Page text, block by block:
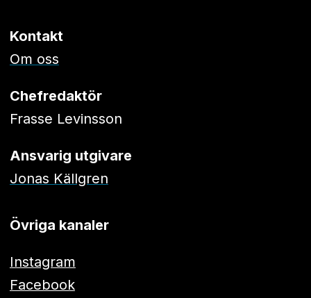
Kontakt
Om oss
Chefredaktör
Frasse Levinsson
Ansvarig utgivare
Jonas Källgren
Övriga kanaler
Instagram
Facebook